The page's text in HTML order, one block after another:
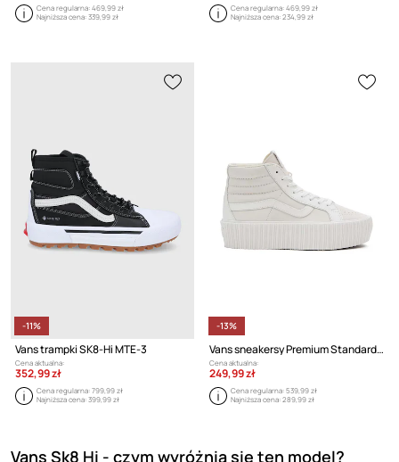
Cena regularna:469,99 zł
Najniższa cena:339,99 zł
Cena regularna:469,99 zł
Najniższa cena:234,99 zł
-11%
Vans trampki SK8-Hi MTE-3
Cena aktualna:
352,99 zł
Cena regularna:799,99 zł
Najniższa cena:399,99 zł
-13%
Vans sneakersy Premium Standards Sk8-Hi Reissue 38 Platform
Cena aktualna:
249,99 zł
Cena regularna:539,99 zł
Najniższa cena:289,99 zł
Vans Sk8 Hi - czym wyróżnia się ten model?